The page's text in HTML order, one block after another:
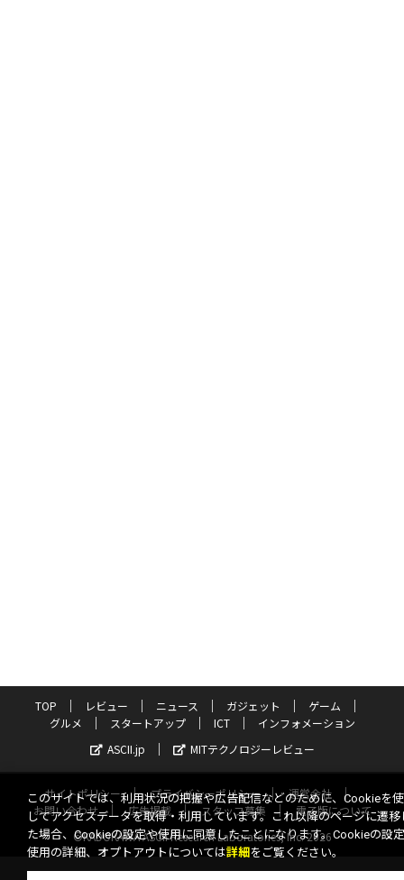
TOP レビュー ニュース ガジェット
ゲーム
グルメ
スタートアップ ICT
インフォメーション
ASCII.jp
MITテクノロジーレビュー
サイトポリシー プライバシーポリシー
運営会社
お問い合わせ
広告掲載 スタッフ募集
電子版について
©KADOKAWA ASCII Research Laboratories, Inc. 2026
このサイトでは、利用状況の把握や広告配信などのために、Cookieを
してアクセスデータを取得・利用しています。これ以降のページに遷移
た場合、Cookieの設定や使用に同意したことになります。Cookieの設
使用の詳細、オプトアウトについては詳細 をご覧ください。